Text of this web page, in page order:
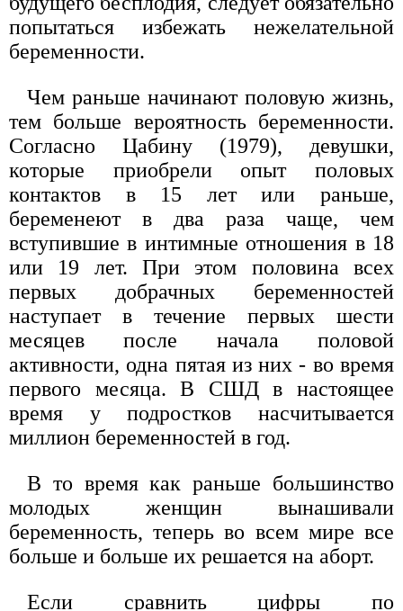
попытаться избежать нежелательной
беременности.
Чем раньше начинают половую жизнь,
тем больше вероятность беременности.
Согласно Цабину (1979), девушки,
которые приобрели опыт половых
контактов в 15 лет или раньше,
беременеют в два раза чаще, чем
вступившие в интимные отношения в 18
или 19 лет. При этом половина всех
первых добрачных беременностей
наступает в течение первых шести
месяцев после начала половой
активности, одна пятая из них - во время
первого месяца. В СШД в настоящее
время у подростков насчитывается
миллион беременностей в год.
В то время как раньше большинство
молодых женщин вынашивали
беременность, теперь во всем мире все
больше и больше их решается на аборт.
Если сравнить цифры по